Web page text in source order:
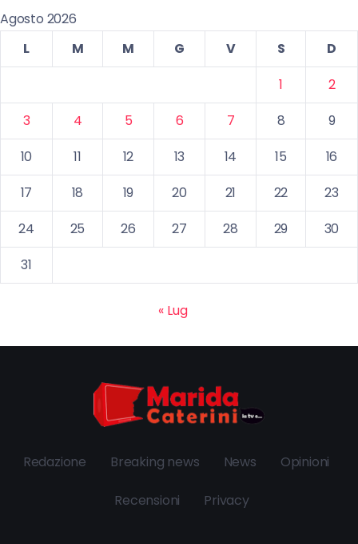
Agosto 2026
L
M M G V S
D
1
2
3
4 5 6 7 8
9
10
11 12 13 14 15
16
17
18 19 20 21 22
23
24
25 26 27 28 29
30
31
« Lug
Redazione Breaking news News Opinioni
Recensioni Privacy